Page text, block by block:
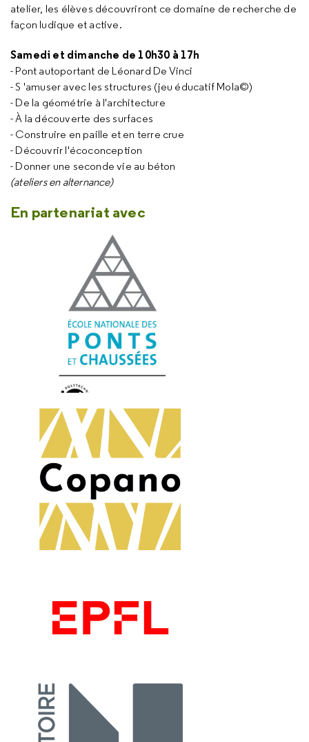
atelier, les élèves découvriront ce domaine de recherche de
façon ludique et active.
Samedi et dimanche de 10h30 à 17h
- Pont autoportant de Léonard De Vinci
- S 'amuser avec les structures (jeu éducatif Mola©)
- De la géométrie à l'architecture
- À la découverte des surfaces
- Construire en paille et en terre crue
- Découvrir l'écoconception
- Donner une seconde vie au béton
(ateliers en alternance)
En partenariat avec